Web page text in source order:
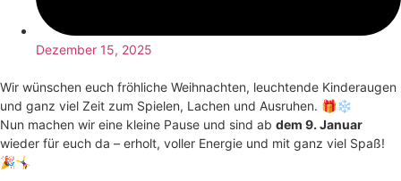
Dezember 15, 2025
Wir wünschen euch fröhliche Weihnachten, leuchtende Kinderaugen
und ganz viel Zeit zum Spielen, Lachen und Ausruhen. 🎁❄️
Nun machen wir eine kleine Pause und sind ab dem 9. Januar
wieder für euch da – erholt, voller Energie und mit ganz viel Spaß!
🎉🤸‍♀️